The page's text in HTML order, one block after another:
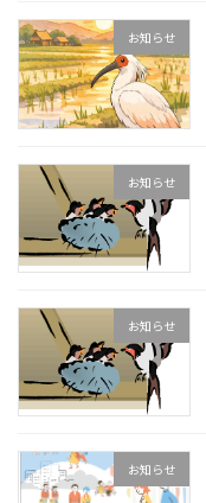
お知らせ
お知らせ
お知らせ
お知らせ